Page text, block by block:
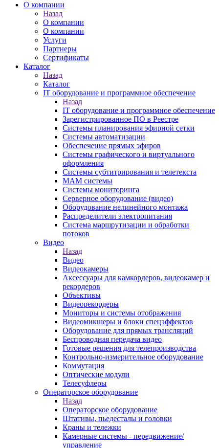
О компании
Назад
О компании
О компании
Услуги
Партнеры
Сертификаты
Каталог
Назад
Каталог
IT оборудование и программное обеспечение
Назад
IT оборудование и программное обеспечение
Зарегистрированное ПО в Реестре
Системы планирования эфирной сетки
Системы автоматизации
Обеспечение прямых эфиров
Системы графического и виртуального
оформления
Системы субтитрирования и телетекста
MAM системы
Системы мониторинга
Серверное оборудование (видео)
Оборудование нелинейного монтажа
Распределители электропитания
Система маршрутизации и обработки
потоков
Видео
Назад
Видео
Видеокамеры
Аксессуары для камкордеров, видеокамер и
рекордеров
Объективы
Видеорекордеры
Мониторы и системы отображения
Видеомикшеры и блоки спецэффектов
Оборудование для прямых трансляций
Беспроводная передача видео
Готовые решения для телепроизводства
Контрольно-измерительное оборудование
Коммутация
Оптические модули
Телесуфлеры
Операторское оборудование
Назад
Операторское оборудование
Штативы, пьедесталы и головки
Краны и тележки
Камерные системы - передвижение/
управление